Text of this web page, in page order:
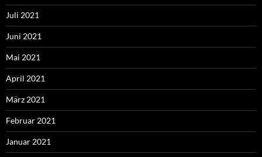
Juli 2021
Juni 2021
Mai 2021
April 2021
März 2021
Februar 2021
Januar 2021